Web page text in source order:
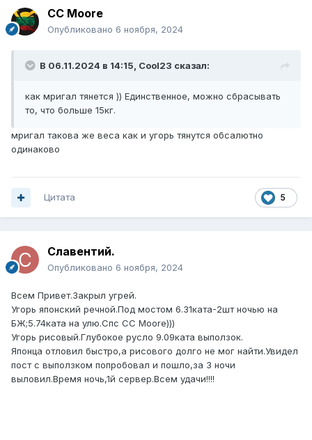
CC Moore
Опубликовано 6 ноября, 2024
В 06.11.2024 в 14:15, Cool23 сказал:
как мригал тянется )) Единственное, можно сбрасывать
то, что больше 15кг.
мригал такова же веса как и угорь тянутся обсалютно
одинаково
5
Цитата
Славентий.
Опубликовано 6 ноября, 2024
Всем Привет.Закрыл угрей.
Угорь японский речной.Под мостом 6.31ката-2шт ночью на
БЖ;5.74ката на улю.Спс СС Мооre)))
Угорь рисовый.Глубокое русло 9.09ката выползок.
Японца отловил быстро,а рисового долго не мог найти.Увидел
пост с выползком попробовал и пошло,за 3 ночи
выловил.Время ночь,1й сервер.Всем удачи!!!!